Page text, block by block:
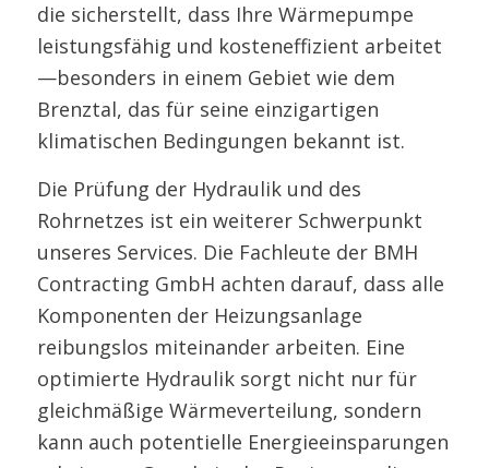
die sicherstellt, dass Ihre Wärmepumpe
leistungsfähig und kosteneffizient arbeitet
—besonders in einem Gebiet wie dem
Brenztal, das für seine einzigartigen
klimatischen Bedingungen bekannt ist.
Die Prüfung der Hydraulik und des
Rohrnetzes ist ein weiterer Schwerpunkt
unseres Services. Die Fachleute der BMH
Contracting GmbH achten darauf, dass alle
Komponenten der Heizungsanlage
reibungslos miteinander arbeiten. Eine
optimierte Hydraulik sorgt nicht nur für
gleichmäßige Wärmeverteilung, sondern
kann auch potentielle Energieeinsparungen